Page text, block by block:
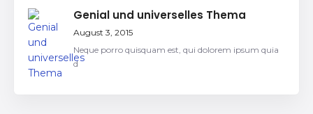
Genial und universelles Thema
August 3, 2015
Neque porro quisquam est, qui dolorem ipsum quia
d